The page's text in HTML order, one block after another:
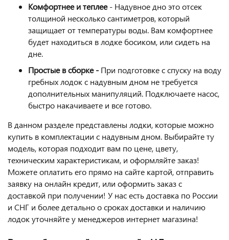
Комфортнее и теплее- Надувное дно это отсек
толщиной несколько сантиметров, который
защищает от температуры воды. Вам комфортнее
будет находиться в лодке босиком, или сидеть на
дне.
Простые в сборке - При подготовке с спуску на воду
гребных лодок с надувным дном не требуется
дополнительных манипуляций. Подключаете насос,
быстро накачиваете и все готово.
В данном разделе представлены лодки, которые можно
купить в комплектации с надувным дном. Выбирайте ту
модель, которая подходит вам по цене, цвету,
техническим характеристикам, и оформляйте заказ!
Можете оплатить его прямо на сайте картой, отправить
заявку на онлайн кредит, или оформить заказ с
доставкой при получении! У нас есть доставка по России
и СНГ и более детально о сроках доставки и наличию
лодок уточняйте у менеджеров интернет магазина!